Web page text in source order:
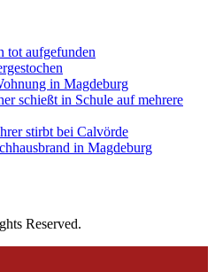
tot aufgefunden
in Magdeburg
schießt in Schule auf mehrere
stirbt bei Calvörde
in Magdeburg
Reserved.